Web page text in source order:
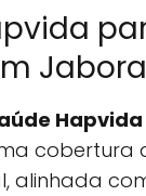
cobertura
alinhada